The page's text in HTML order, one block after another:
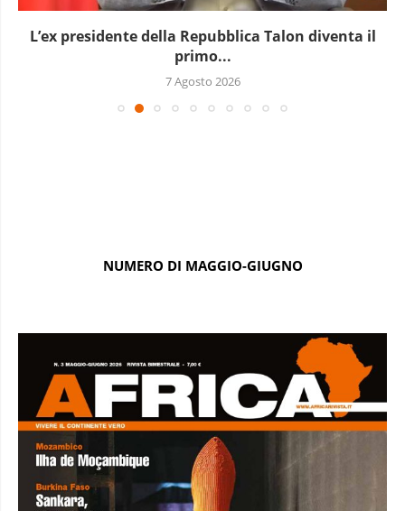
L’ex presidente della Repubblica Talon diventa il
primo...
7 Agosto 2026
NUMERO DI MAGGIO-GIUGNO